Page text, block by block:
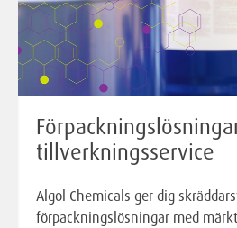
tillverkningsservice
Algol Chemicals ger dig
förpackningslösningar med